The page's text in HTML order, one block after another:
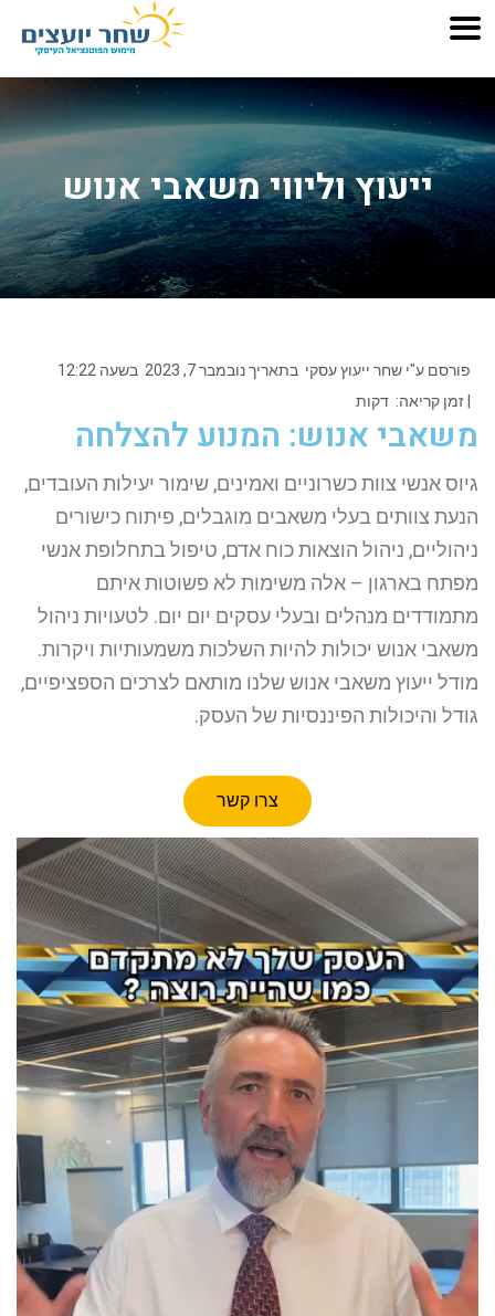
ייעוץ וליווי משאבי אנוש
פורסם ע"י שחר ייעוץ עסקי בתאריךנובמבר 7, 2023 בשעה
| זמן קריאה: דקות
משאבי אנוש: המנוע להצלחה
גיוס אנשי צוות כשרוניים ואמינים, שימור יעילות העובדים,
הנעת צוותים בעלי משאבים מוגבלים, פיתוח כישורים
ניהוליים, ניהול הוצאות כוח אדם, טיפול בתחלופת אנשי
מפתח בארגון – אלה משימות לא פשוטות איתם
מתמודדים מנהלים ובעלי עסקים יום יום. לטעויות ניהול
משאבי אנוש יכולות להיות השלכות משמעותיות ויקרות.
מודל ייעוץ משאבי אנוש שלנו מותאם לצרכים הספציפיים,
גודל והיכולות הפיננסיות של העסק.
צרו קשר